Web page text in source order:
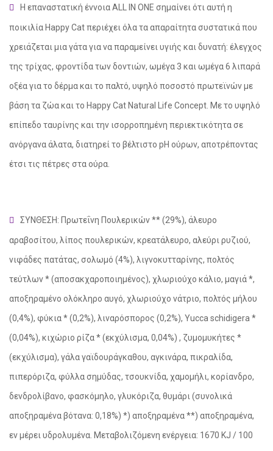
Η επαναστατική έννοια ALL IN ONE σημαίνει ότι αυτή η
ποικιλία Happy Cat περιέχει όλα τα απαραίτητα συστατικά που
χρειάζεται μια γάτα για να παραμείνει υγιής και δυνατή: έλεγχος
της τρίχας, φροντίδα των δοντιών, ωμέγα 3 και ωμέγα 6 λιπαρά
οξέα για το δέρμα και το παλτό, υψηλό ποσοστό πρωτεϊνών με
βάση τα ζώα και το Happy Cat Natural Life Concept. Με το υψηλό
επίπεδο ταυρίνης και την ισορροπημένη περιεκτικότητα σε
ανόργανα άλατα, διατηρεί το βέλτιστο pH ούρων, αποτρέποντας
έτσι τις πέτρες στα ούρα.
ΣΥΝΘΕΣΗ: Πρωτεΐνη Πουλερικών ** (29%), άλευρο
αραβοσίτου, λίπος πουλερικών, κρεατάλευρο, αλεύρι ρυζιού,
νιφάδες πατάτας, σολωμό (4%), λιγνοκυτταρίνης, πολτός
τεύτλων * (αποσακχαροποιημένος), χλωριούχο κάλιο, μαγιά *,
αποξηραμένο ολόκληρο αυγό, χλωριούχο νάτριο, πολτός μήλου
(0,4%), φύκια * (0,2%), λιναρόσπορος (0,2%), Yucca schidigera *
(0,04%), κιχώριο ρίζα * (εκχύλισμα, 0,04%) , ζυμομυκήτες *
(εκχύλισμα), γάλα γαϊδουράγκαθου, αγκινάρα, πικραλίδα,
πιπερόριζα, φύλλα σημύδας, τσουκνίδα, χαμομήλι, κορίανδρο,
δενδρολίβανο, φασκόμηλο, γλυκόριζα, θυμάρι (συνολικά
αποξηραμένα βότανα: 0,18%) *) αποξηραμένα **) αποξηραμένα,
εν μέρει υδρολυμένα. Μεταβολιζόμενη ενέργεια: 1670 KJ / 100